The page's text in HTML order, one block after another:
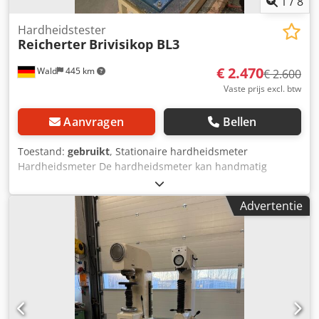
Wald 445 km
Hardheidstester
Reicherter Brivisikop BL3
€ 2.470€ 2.600
Vaste prijs excl. btw
Aanvragen Bellen
Toestand: gebruikt, Stationaire hardheidsmeter
Hardheidsmeter De hardheidsmeter kan handmatig
worden gebruikt met een sjabloon. Het apparaat is
compatibel met software, maar om redenen van
gegevensbescherming is de harde schijf met software
verwijderd. Het apparaat wordt verkocht zonder software.
Retrofit hardheidsmeter Briviskop BL 3: HMEWin-Compact
bestaande uit : 3.900,00 € -PC met geïntegreerd
touchscreen -HMEWin-Touch Basissoftware - Hub met 12-
polige aansluiting voor meetsysteem -Compleet
ondersteuningssysteem voor de machinestandaard.
Arbeidstijd voor installatie achteraf, inbedrijfstelling, €
Advertentie